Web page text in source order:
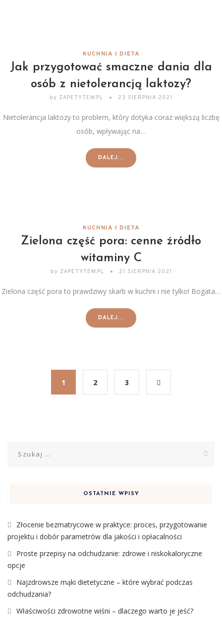
KUCHNIA I DIETA
Jak przygotować smaczne dania dla
osób z nietolerancją laktozy?
by ZAPETYTEM.PL 23 SIERPNIA 2021
Nietolerancja laktozy to problem, który dotyka coraz większą liczbę
osób, wpływając na…
DALEJ...
KUCHNIA I DIETA
Zielona część pora: cenne źródło
witaminy C
by ZAPETYTEM.PL 21 SIERPNIA 2021
Zielona część pora to prawdziwy skarb w kuchni i nie tylko! Bogata…
DALEJ...
1 2 3
OSTATNIE WPISY
Złocenie bezmatrycowe w praktyce: proces, przygotowanie
projektu i dobór parametrów dla jakości i opłacalności
Proste przepisy na odchudzanie: zdrowe i niskokaloryczne
opcje
Najzdrowsze mąki dietetyczne – które wybrać podczas
odchudzania?
Właściwości zdrowotne wiśni – dlaczego warto je jeść?